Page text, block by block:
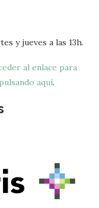
y jueves a las 13h.
al enlace para
aquí.